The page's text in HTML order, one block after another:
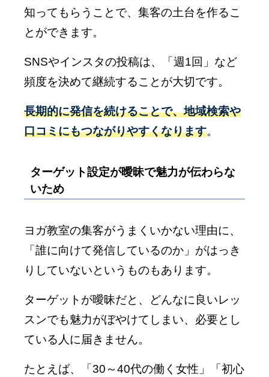
知ってもらうことで、集客の土台を作るこ
とができます。
SNSやインスタの投稿は、「週1回」など
頻度を決めて継続することが大切です。
長期的に発信を続けることで、地域検索や
口コミにもつながりやすくなります。
ターゲット設定が曖昧で魅力が伝わらな
いため
ヨガ教室の集客がうまくいかない理由に、
「誰に向けて発信しているのか」がはっき
りしていないというものもあります。
ターゲットが曖昧だと、どんなに良いレッ
スンでも魅力がぼやけてしまい、必要とし
ている人に届きません。
たとえば、「30～40代の働く女性」「初心